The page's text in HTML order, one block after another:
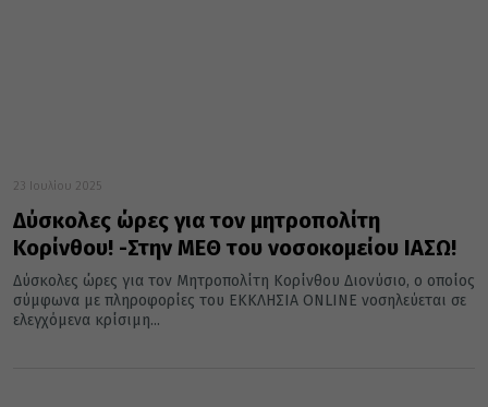
23 Ιουλίου 2025
Δύσκολες ώρες για τον μητροπολίτη
Κορίνθου! -Στην ΜΕΘ του νοσοκομείου ΙΑΣΩ!
Δύσκολες ώρες για τον Μητροπολίτη Κορίνθου Διονύσιο, ο οποίος
σύμφωνα με πληροφορίες του ΕΚΚΛΗΣΙΑ ONLINE νοσηλεύεται σε
ελεγχόμενα κρίσιμη...